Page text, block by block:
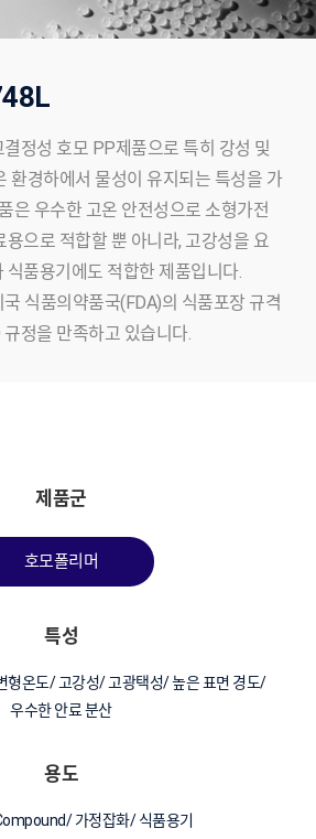
결정성 호모 PP제품으로 특히 강성 및
환경하에서 물성이 유지되는 특성을 가
은 우수한 고온 안전성으로 소형가전
용으로 적합할 뿐 아니라, 고강성을 요
식품용기에도 적합한 제품입니다.
국 식품의약품국(FDA)의 식품포장 규격
정을 만족하고 있습니다.
제품군
호모폴리머
특성
형온도/ 고강성/ 고광택성/ 높은 표면 경도/
우수한 안료 분산
용도
가정잡화/ 식품용기